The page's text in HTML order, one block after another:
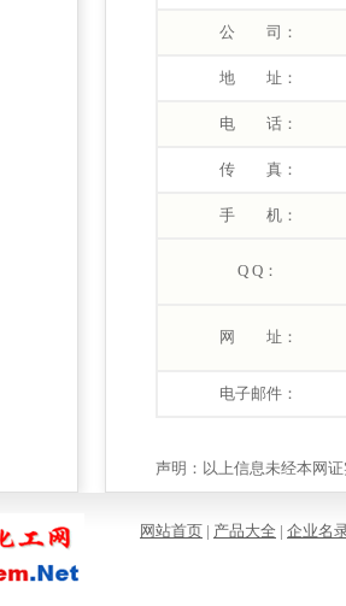
公 司：
地 址：
电 话：
传 真：
手 机：
Q Q：
网 址：
电子邮件：
声明：以上信息未经本网
网站首页 | 产品大全 | 企业名